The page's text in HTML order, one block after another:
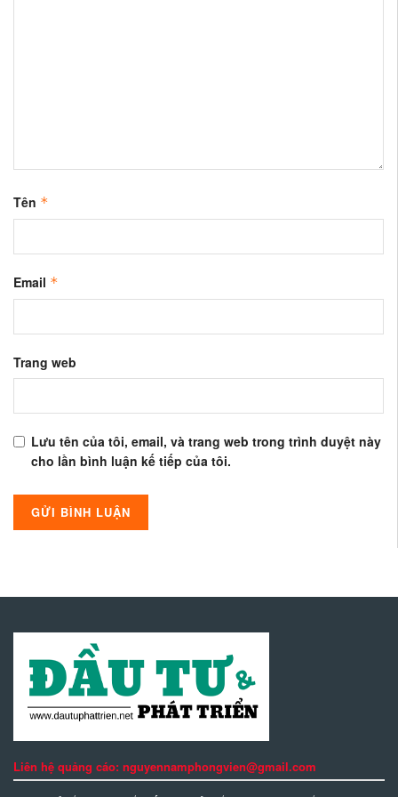
Tên *
Email *
Trang web
Lưu tên của tôi, email, và trang web trong trình duyệt này
cho lần bình luận kế tiếp của tôi.
Liên hệ quảng cáo: nguyennamphongvien@gmail.com